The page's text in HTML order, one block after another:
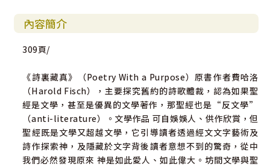
內容簡介
309頁/
《詩裏藏真》（Poetry With a Purpose）原書作者費哈洛
（Harold Fisch），主要探究舊約的詩歌體裁，認為如果聖
經是文學，甚至是優異的文學著作，那聖經也是“反文學”
（anti-literature）。文學作品 可自娛娛人、供作欣賞，但
聖經既是文學又超越文學，它引導讀者透過經文文字藝術及
詩作探索神，及隱藏於文字背後讀者意想不到的驚奇，從中
我們必然發現原來 神是如此愛人、如此偉大。坊間文學與聖